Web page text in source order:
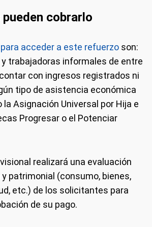
pueden cobrarlo
acceder a este refuerzo son:
trabajadoras informales de entre
con ingresos registrados ni
tipo de asistencia económica
la Asignación Universal por Hija e
Progresar o el Potenciar
realizará una evaluación
patrimonial (consumo, bienes,
etc.) de los solicitantes para
de su pago.